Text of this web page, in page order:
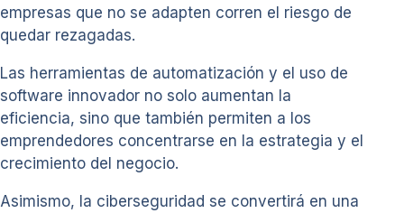
empresas que no se adapten corren el riesgo de
quedar rezagadas.
Las herramientas de automatización y el uso de
software innovador no solo aumentan la
eficiencia, sino que también permiten a los
emprendedores concentrarse en la estrategia y el
crecimiento del negocio.
Asimismo, la ciberseguridad se convertirá en una